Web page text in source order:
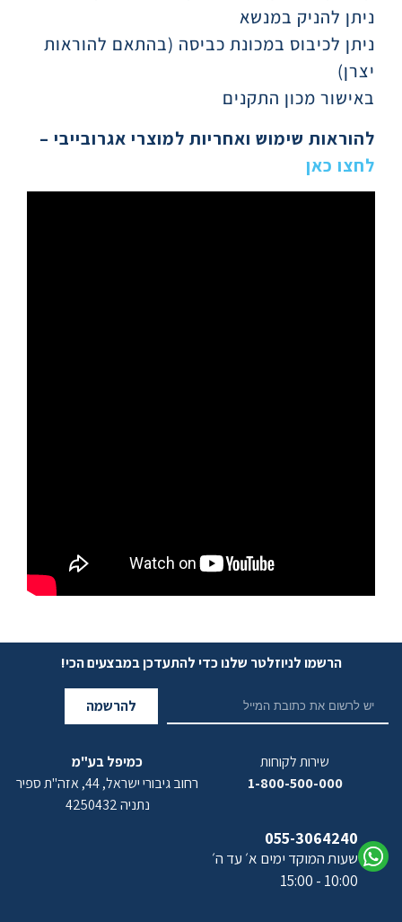
ניתן להניק במנשא
ניתן לכיבוס במכונת כביסה (בהתאם להוראות
יצרן)
באישור מכון התקנים
להוראות שימוש ואחריות למוצרי אגרובייבי –
לחצו כאן
הרשמו לניוזלטר שלנו כדי להתעדכן במבצעים הכי!
להרשמה
שירות לקוחות
1-800-500-000
055-3064240
שעות המוקד ימים א׳ עד ה׳
10:00 - 15:00
כמיפל בע"מ
רחוב גיבורי ישראל, 44, אזה"ת ספיר
נתניה 4250432